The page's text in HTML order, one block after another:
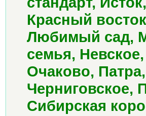
Красный
Любимый сад,
семья,
Очаково,
Черниговское,
Сибирская